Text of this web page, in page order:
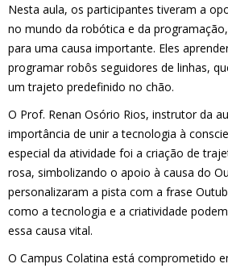
Nesta aula, os participantes tiveram a
no mundo da robótica e da
para uma causa importante. Eles
programar robôs seguidores de linhas,
um trajeto predefinido no chão.
O Prof. Renan Osório Rios, instrutor da
importância de unir a tecnologia à
especial da atividade foi a criação de
rosa, simbolizando o apoio à causa do
personalizaram a pista com a frase
como a tecnologia e a criatividade
essa causa vital.
O Campus Colatina está comprometido